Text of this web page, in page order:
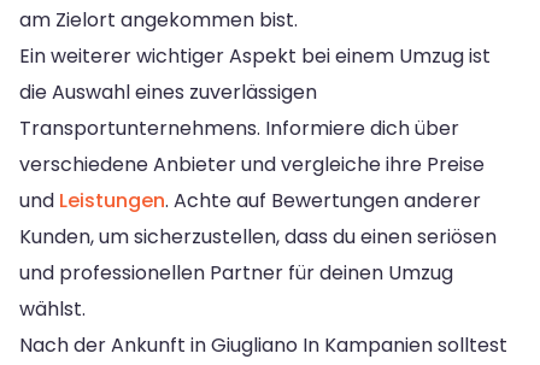
am Zielort angekommen bist.
Ein weiterer wichtiger Aspekt bei einem Umzug ist
die Auswahl eines zuverlässigen
Transportunternehmens. Informiere dich über
verschiedene Anbieter und vergleiche ihre Preise
und Leistungen. Achte auf Bewertungen anderer
Kunden, um sicherzustellen, dass du einen seriösen
und professionellen Partner für deinen Umzug
wählst.
Nach der Ankunft in Giugliano In Kampanien solltest